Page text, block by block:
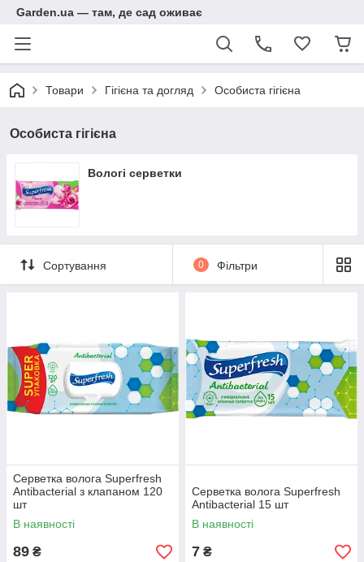
Garden.ua — там, де сад оживає
Товари Гігієна та догляд Особиста гігієна
Особиста гігієна
Вологі серветки
Сортування 0 Фільтри
Серветка волога Superfresh
Antibacterial з клапаном 120
шт
В наявності
89 ₴
Серветка волога Superfresh
Antibacterial 15 шт
В наявності
7 ₴